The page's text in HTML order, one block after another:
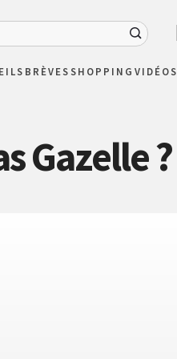
BRÈVESSHOPPING VIDÉOS
Gazelle ?